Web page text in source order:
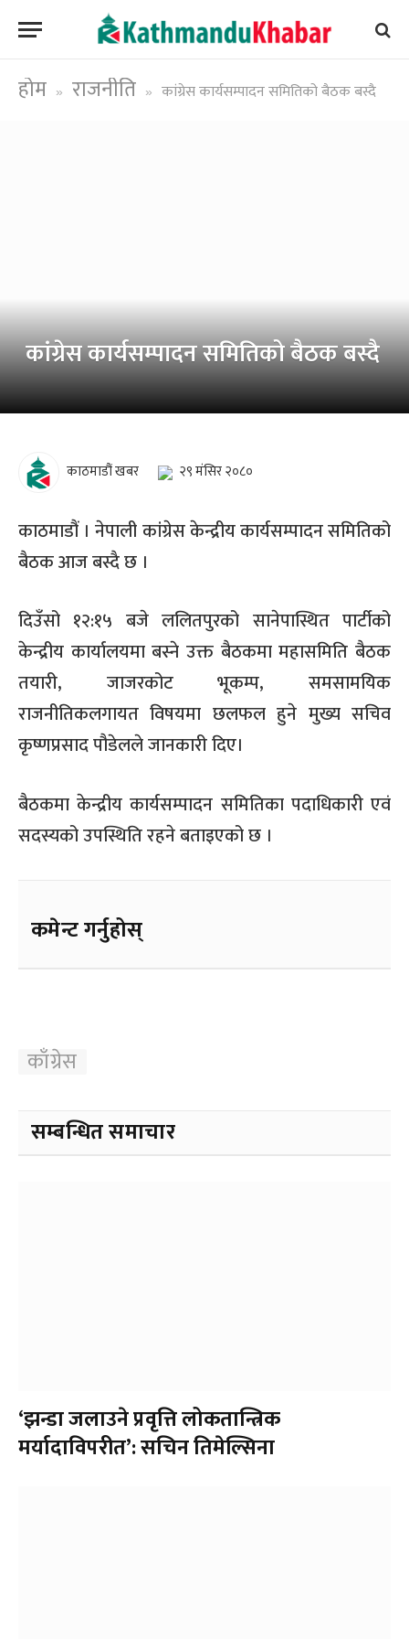
होम » राजनीति » कांग्रेस कार्यसम्पादन समितिको बैठक बस्दै
कांग्रेस कार्यसम्पादन समितिको बैठक बस्दै
काठमाडौं खबर २९ मंसिर २०८०
काठमाडौं । नेपाली कांग्रेस केन्द्रीय कार्यसम्पादन समितिको
बैठक आज बस्दै छ ।
दिउँसो १२:१५ बजे ललितपुरको सानेपास्थित पार्टीको
केन्द्रीय कार्यालयमा बस्ने उक्त बैठकमा महासमिति बैठक
तयारी, जाजरकोट भूकम्प, समसामयिक
राजनीतिकलगायत विषयमा छलफल हुने मुख्य सचिव
कृष्णप्रसाद पौडेलले जानकारी दिए।
बैठकमा केन्द्रीय कार्यसम्पादन समितिका पदाधिकारी एवं
सदस्यको उपस्थिति रहने बताइएको छ ।
कमेन्ट गर्नुहोस्
काँग्रेस
सम्बन्धित समाचार
‘झन्डा जलाउने प्रवृत्ति लोकतान्त्रिक
मर्यादाविपरीत’: सचिन तिमेल्सिना